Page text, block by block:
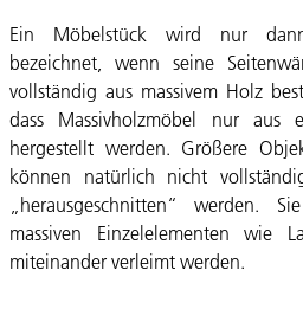
Ein Möbelstück wird nur
bezeichnet, wenn seine
vollständig aus massivem Holz
dass Massivholzmöbel nur aus
hergestellt werden. Größere
können natürlich nicht
„herausgeschnitten“ werden.
massiven Einzelelementen wie
miteinander verleimt werden.